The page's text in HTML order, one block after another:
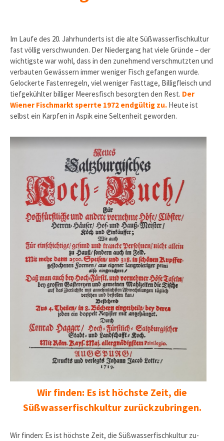
Im Laufe des 20. Jahrhunderts ist die alte Süßwasserfischkultur
fast völlig verschwunden. Der Niedergang hat viele Gründe – der
wichtigste war wohl, dass in den zunehmend verschmutz­ten und
verbauten Gewässern immer weniger Fisch gefangen wurde.
Gelockerte Fastenregeln, viel weniger Fasttage, Billigfleisch und
tiefgekühlter billiger Meeresfisch besorgten den Rest. Der
Wiener Fischmarkt sperrte 1972 endgültig zu. Heute ist
selbst ein Karpfen in Aspik eine Seltenheit geworden.
Wir finden: Es ist höchste Zeit, die
Süßwasserfischkultur zu­rückzubringen.
Wir finden: Es ist höchste Zeit, die Süßwasserfischkultur zu­